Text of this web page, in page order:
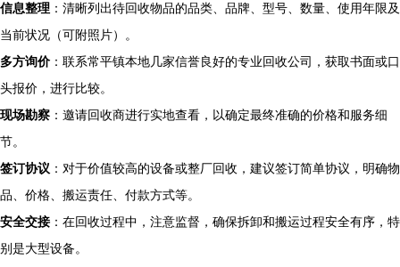
信息整理 ：清晰列出待回收物品的品类、品牌、型号、数量、使用年限及
当前状况（可附照片）。
多方询价：联系常平镇本地几家信誉良好的专业回收公司，获取书面或口
头报价，进行比较。
现场勘察 ：邀请回收商进行实地查看，以确定最终准确的价格和服务细
节。
签订协议 ：对于价值较高的设备或整厂回收，建议签订简单协议，明确物
品、价格、搬运责任、付款方式等。
安全交接 ：在回收过程中，注意监督，确保拆卸和搬运过程安全有序，特
别是大型设备。